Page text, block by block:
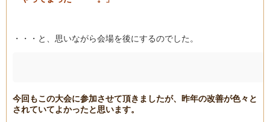
・・・と、思いながら会場を後にするのでした。
今回もこの大会に参加させて頂きましたが、昨年の改善が色々と
されていてよかったと思います。